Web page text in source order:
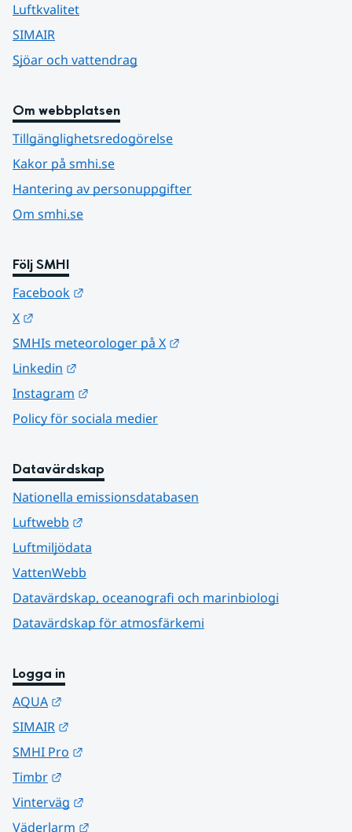
Luftkvalitet
SIMAIR
Sjöar och vattendrag
Om webbplatsen
Tillgänglighetsredogörelse
Kakor på smhi.se
Hantering av personuppgifter
Om smhi.se
Följ SMHI
Facebook
X
SMHIs meteorologer på X
Linkedin
Instagram
Policy för sociala medier
Datavärdskap
Nationella emissionsdatabasen
Luftwebb
Luftmiljödata
VattenWebb
Datavärdskap, oceanografi och marinbiologi
Datavärdskap för atmosfärkemi
Logga in
AQUA
SIMAIR
SMHI Pro
Timbr
Vinterväg
Väderlarm